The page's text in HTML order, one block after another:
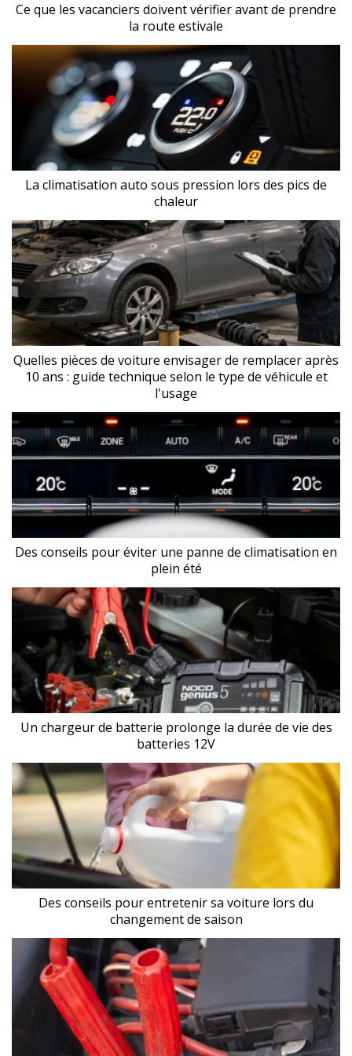
Ce que les vacanciers doivent vérifier avant de prendre
la route estivale
La climatisation auto sous pression lors des pics de
chaleur
Quelles pièces de voiture envisager de remplacer après
10 ans : guide technique selon le type de véhicule et
l'usage
Des conseils pour éviter une panne de climatisation en
plein été
Un chargeur de batterie prolonge la durée de vie des
batteries 12V
Des conseils pour entretenir sa voiture lors du
changement de saison